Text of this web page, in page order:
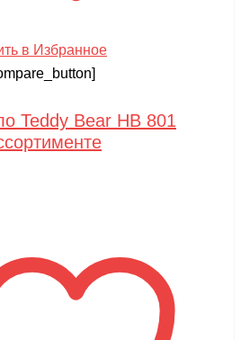
в Избранное
Teddy Bear HB 801